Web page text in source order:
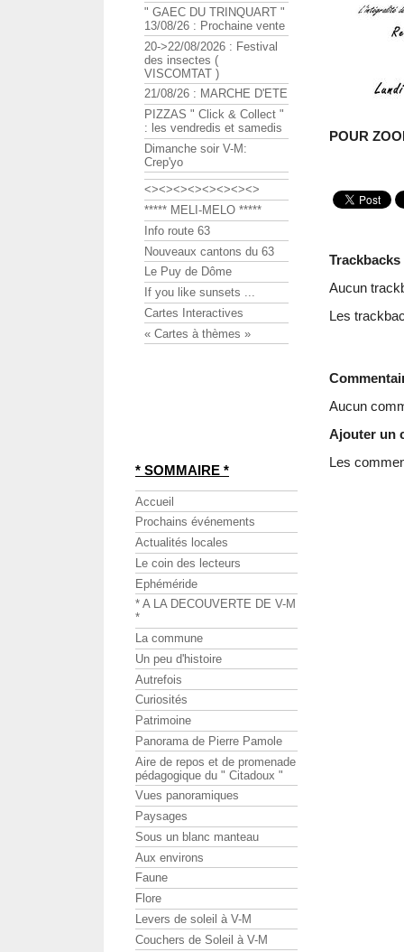
POUR
Trackbacks
Aucun
Les
Aucun
Ajouter un
Les
" GAEC DU TRINQUART "
13/08/26 : Prochaine vente
20->22/08/2026 : Festival
des insectes (
VISCOMTAT )
21/08/26 : MARCHE D'ETE
PIZZAS " Click & Collect "
: les vendredis et samedis
Dimanche soir V-M:
Crep'yo
<><><><><><><><>
***** MELI-MELO *****
Info route 63
Nouveaux cantons du 63
Le Puy de Dôme
If you like sunsets ...
Cartes Interactives
« Cartes à thèmes »
* SOMMAIRE *
Accueil
Prochains événements
Actualités locales
Le coin des lecteurs
Ephéméride
* A LA DECOUVERTE DE V-M
*
La commune
Un peu d'histoire
Autrefois
Curiosités
Patrimoine
Panorama de Pierre Pamole
Aire de repos et de promenade
pédagogique du " Citadoux "
Vues panoramiques
Paysages
Sous un blanc manteau
Aux environs
Faune
Flore
Levers de soleil à V-M
Couchers de Soleil à V-M